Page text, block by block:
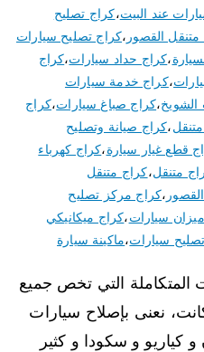
عند البيت،كراج تصليح
القصور ،كراج تصليح سيارات
،كراج حداد سيارات،كراج
،كراج خدمة سيارات
الشويخ،كراج صباغ سيارات،كراج
،كراج صيانة وتصليح
قطع غيار سيارة،كراج كهرباء
متنقل،كراج متنقل
،كراج مركز تصليح
سيارات،كراج ميكانيكي
سيارات،ماكينة سيارة
المتكاملة التي تخص جميع
نعنى بإصلاح سيارات
و سكودا و كثير